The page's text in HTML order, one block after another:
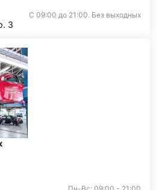
С 09:00 до 21:00. Без выходных
3